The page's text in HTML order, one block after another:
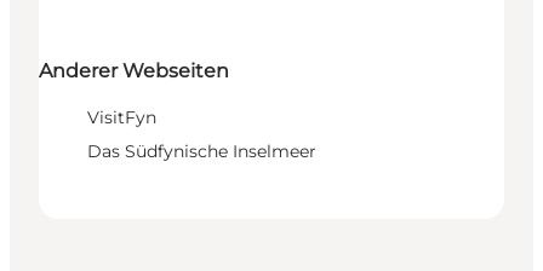
Anderer Webseiten
VisitFyn
Das Südfynische Inselmeer